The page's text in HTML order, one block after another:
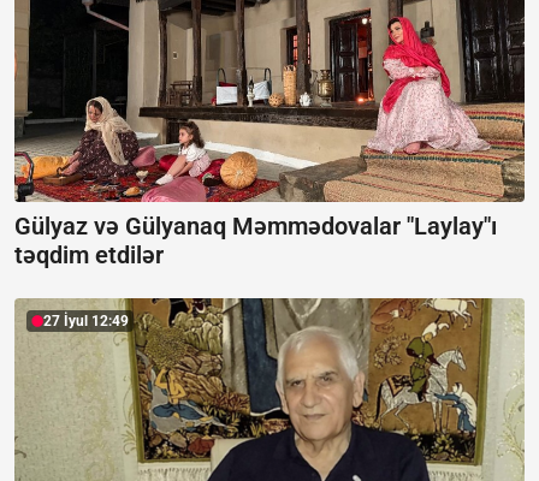
Gülyaz və Gülyanaq Məmmədovalar "Laylay"ı
təqdim etdilər
27 İyul 12:49